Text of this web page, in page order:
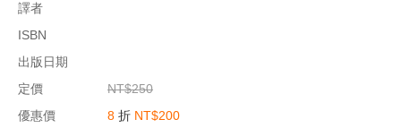
譯者
ISBN
出版日期
定價
NT$250
優惠價
8 折 NT$200